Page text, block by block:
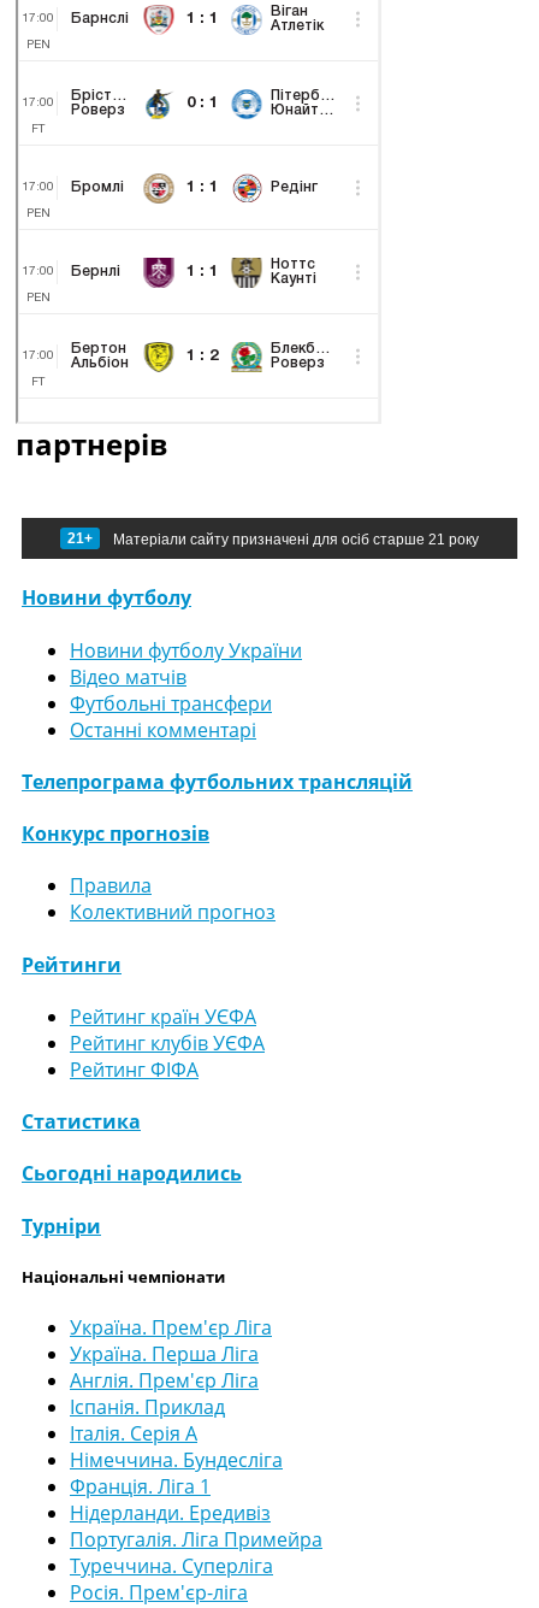
партнерів
21+ Матеріали сайту призначені для осіб старше 21 року
Новини футболу
Новини футболу України
Відео матчів
Футбольні трансфери
Останні комментарі
Телепрограма футбольних трансляцій
Конкурс прогнозів
Правила
Колективний прогноз
Рейтинги
Рейтинг країн УЄФА
Рейтинг клубів УЄФА
Рейтинг ФІФА
Статистика
Сьогодні народились
Турніри
Національні чемпіонати
Україна. Прем'єр Ліга
Україна. Перша Ліга
Англія. Прем'єр Ліга
Іспанія. Приклад
Італія. Серія А
Німеччина. Бундесліга
Франція. Ліга 1
Нідерланди. Ередивіз
Португалія. Ліга Примейра
Туреччина. Суперліга
Росія. Прем'єр-ліга